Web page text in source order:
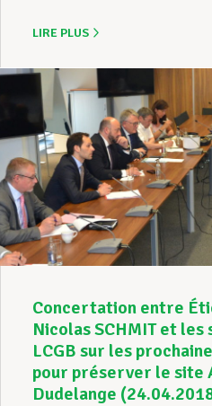
LIRE PLUS
Concertation entre
Nicolas SCHMIT et
LCGB sur les
pour préserver le
Dudelange